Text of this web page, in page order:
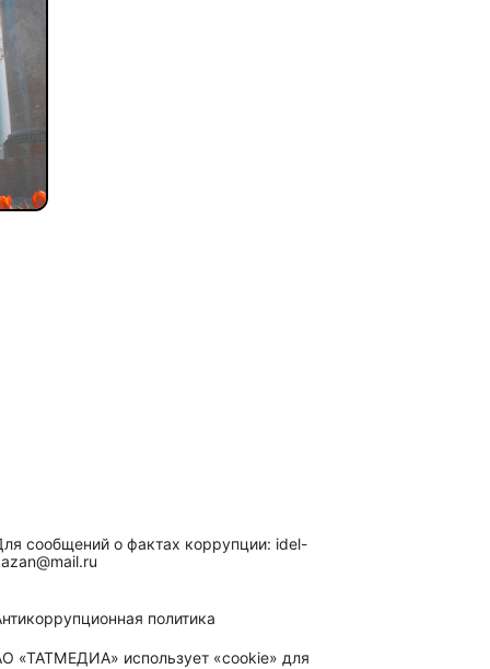
сообщений о фактах коррупции: idel-
политика
«ТАТМЕДИА» использует «cookie» для